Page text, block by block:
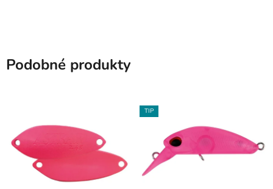
Podobné produkty
TIP